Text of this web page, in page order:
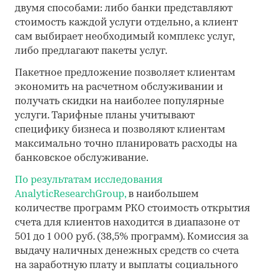
двумя способами: либо банки представляют
стоимость каждой услуги отдельно, а клиент
сам выбирает необходимый комплекс услуг,
либо предлагают пакеты услуг.
Пакетное предложение позволяет клиентам
экономить на расчетном обслуживании и
получать скидки на наиболее популярные
услуги. Тарифные планы учитывают
специфику бизнеса и позволяют клиентам
максимально точно планировать расходы на
банковское обслуживание.
По результатам исследования
AnalyticResearchGroup,в наибольшем
количестве программ РКО стоимость открытия
счета для клиентов находится в диапазоне от
501 до 1 000 руб. (38,5% программ). Комиссия за
выдачу наличных денежных средств со счета
на заработную плату и выплаты социального